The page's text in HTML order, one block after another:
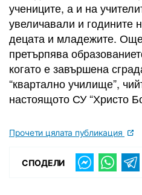
учениците, а и на
увеличавали и годините
децата и младежите.
претърпява
когато е завършена
“квартално училище”,
настоящото СУ “Христо
Прочети цялата публикация
СПОДЕЛИ